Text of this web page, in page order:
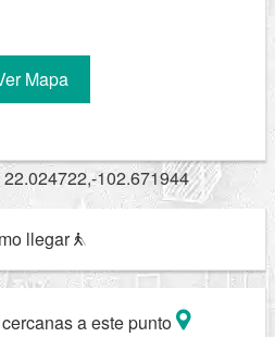
Mapa
102.671944
llegar
a este punto